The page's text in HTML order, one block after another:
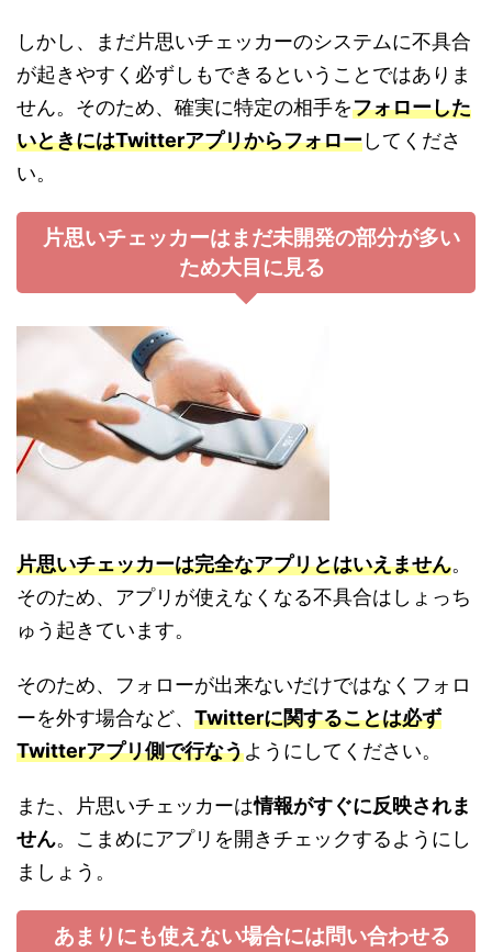
しかし、まだ片思いチェッカーのシステムに不具合
が起きやすく必ずしもできるということではありま
せん。そのため、確実に特定の相手をフォローした
いときにはTwitterアプリからフォローしてくださ
い。
片思いチェッカーはまだ未開発の部分が多い
ため大目に見る
片思いチェッカーは完全なアプリとはいえません。
そのため、アプリが使えなくなる不具合はしょっち
ゅう起きています。
そのため、フォローが出来ないだけではなくフォロ
ーを外す場合など、 Twitterに関することは必ず
Twitterアプリ側で行なうようにしてください。
また、片思いチェッカーは情報がすぐに反映されま
せん。 こまめにアプリを開きチェックするようにし
ましょう。
あまりにも使えない場合には問い合わせる